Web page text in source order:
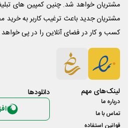
مشتریان خواهد شد. چنین کمپین های
مشتریان جدید باعث ترغیب کاربر به
کسب و کار در فضای آنلاین را در پی
لینک‌های مهم
درباره ما
تماس با ما
قوانین استفاده
دانلود‌ها